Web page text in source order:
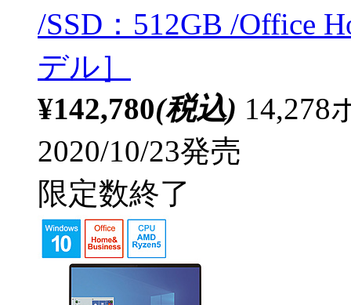
/SSD：512GB /Office
デル］
¥142,780(税込) 14,278
2020/10/23発売
限定数終了